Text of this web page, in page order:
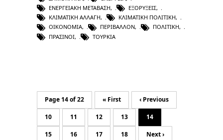
ΕΝΕΡΓΕΙΑΚΉ ΜΕΤΆΒΑΣΗ, ΕΞΟΡΎΞΕΙΣ,
ΚΛΙΜΑΤΙΚΉ ΑΛΛΑΓΉ, ΚΛΙΜΑΤΙΚΉ ΠΟΛΙΤΙΚΉ,
ΟΙΚΟΝΟΜΊΑ, ΠΕΡΙΒΆΛΛΟΝ, ΠΟΛΙΤΙΚΉ,
ΠΡΆΣΙΝΟΙ, ΤΟΥΡΚΊΑ
Page 14 of 22 « First ‹ Previous
10 11 12 13 14
15 16 17 18 Next ›